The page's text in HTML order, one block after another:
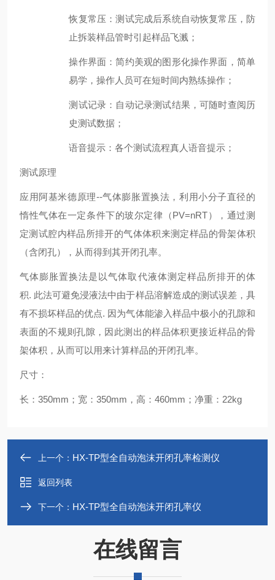
恢复常压：测试完成后系统自动恢复常压，防
止拆装样品管时引起样品飞溅；
操作界面：简约美观的图形化操作界面， 简单
易学，操作人员可在短时间内熟练操作 ；
测试记录 ：自动记录测试结果，可随时查阅历
史测试数据；
语音提示 ：各个测试流程真人语音提示；
测试原理
应用阿基米德原理--气体膨胀置换法，利用小分子直径的
惰性气体在一定条件下的玻尔定律（PV=nRT），通过测
定测试腔内样品所排开的气体体积来测定样品的骨架体积
（含闭孔），从而得到其开闭孔率。
气体膨胀置换法是以气体取代液体测定样品所排开的体
积. 此法可避免浸液法中由于样品溶解造成的测试误差，具
有不损坏样品的优点. 因为气体能渗入样品中极小的孔隙和
表面的不规则孔隙，因此测出的样品体积更接近样品的骨
架体积，从而可以用来计算样品的开闭孔率。
尺寸：
长：350mm；宽：350mm，高：460mm；净重：22kg
上一个： HX-TP型全自动泡沫开闭孔率检测仪
返回列表
下一个： HX-TP型全自动泡沫开闭孔率仪
在线留言